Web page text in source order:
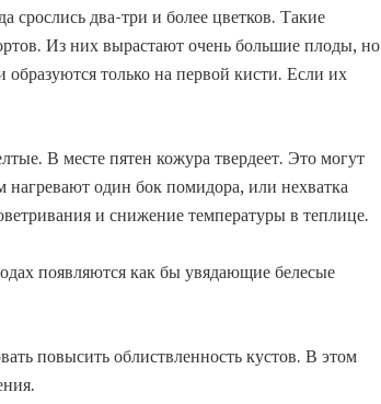
срослись два-три и более цветков. Такие
Из них вырастают очень большие плоды, но
только на первой кисти. Если их
В месте пятен кожура твердеет. Это могут
один бок помидора, или нехватка
и снижение температуры в теплице.
появляются как бы увядающие белесые
повысить облиствленность кустов. В этом